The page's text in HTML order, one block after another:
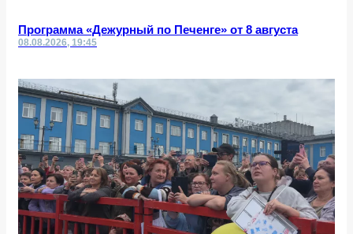
Программа «Дежурный по Печенге» от 8 августа
08.08.2026, 19:45